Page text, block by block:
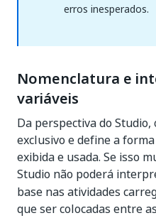
erros inesperados.
Nomenclatura e
variáveis
Da perspectiva do
exclusivo e define a
exibida e usada. Se isso
Studio não poderá
base nas atividades
que ser colocadas entre